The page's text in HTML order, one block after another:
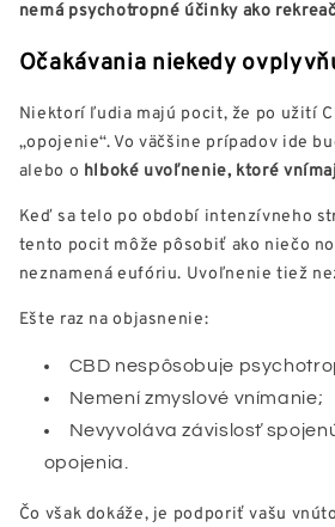
nemá psychotropné účinky ako
Očakávania niekedy
Niektorí ľudia majú pocit, že po užití
„opojenie“. Vo väčšine prípadov ide
alebo o hlboké uvoľnenie, ktoré
Keď sa telo po období intenzívneho
tento pocit môže pôsobiť ako niečo
neznamená eufóriu. Uvoľnenie tiež
Ešte raz na objasnenie:
CBD nespôsobuje
Nemení zmyslové vnímanie;
Nevyvoláva závislosť
opojenia.
Čo však dokáže, je podporiť vašu